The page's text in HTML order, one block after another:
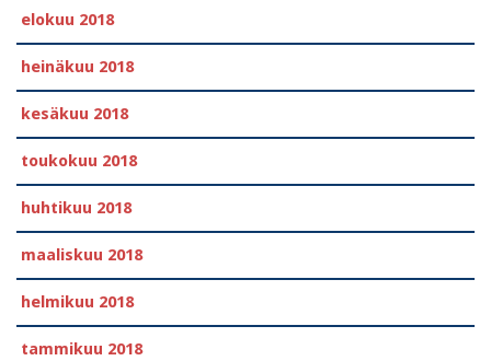
elokuu 2018
heinäkuu 2018
kesäkuu 2018
toukokuu 2018
huhtikuu 2018
maaliskuu 2018
helmikuu 2018
tammikuu 2018